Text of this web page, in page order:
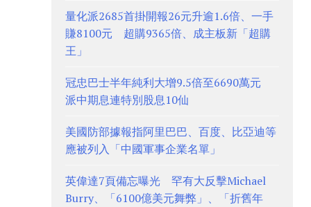
量化派2685首掛開報26元升逾1.6倍、一手
賺8100元 超購9365倍、成主板新「超購
王」
冠忠巴士半年純利大增9.5倍至6690萬元
派中期息連特別股息10仙
美國防部據報指阿里巴巴、百度、比亞迪等
應被列入「中國軍事企業名單」
英偉達7頁備忘曝光 罕有大反擊Michael
Burry、「6100億美元舞弊」、「折舊年